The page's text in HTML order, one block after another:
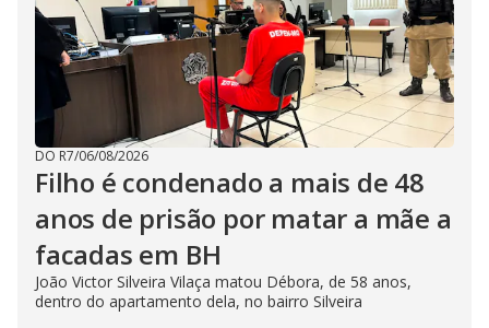
DO R7/06/08/2026
Filho é condenado a mais de 48
anos de prisão por matar a mãe a
facadas em BH
João Victor Silveira Vilaça matou Débora, de 58 anos,
dentro do apartamento dela, no bairro Silveira